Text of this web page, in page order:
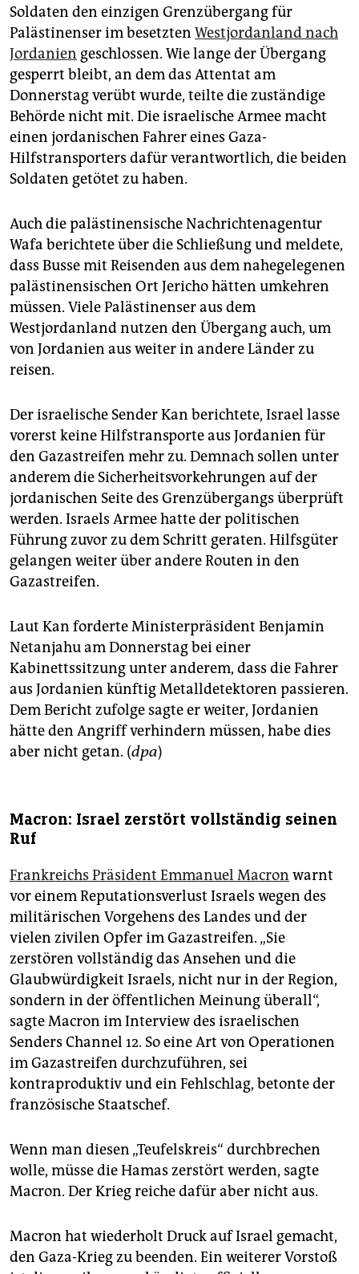
Soldaten den einzigen Grenzübergang für
Palästinenser im besetzten Westjordanland nach
Jordanien geschlossen. Wie lange der Übergang
gesperrt bleibt, an dem das Attentat am
Donnerstag verübt wurde, teilte die zuständige
Behörde nicht mit. Die israelische Armee macht
einen jordanischen Fahrer eines Gaza-
Hilfstransporters dafür verantwortlich, die beiden
Soldaten getötet zu haben.
Auch die palästinensische Nachrichtenagentur
Wafa berichtete über die Schließung und meldete,
dass Busse mit Reisenden aus dem nahegelegenen
palästinensischen Ort Jericho hätten umkehren
müssen. Viele Palästinenser aus dem
Westjordanland nutzen den Übergang auch, um
von Jordanien aus weiter in andere Länder zu
reisen.
Der israelische Sender Kan berichtete, Israel lasse
vorerst keine Hilfstransporte aus Jordanien für
den Gazastreifen mehr zu. Demnach sollen unter
anderem die Sicherheitsvorkehrungen auf der
jordanischen Seite des Grenzübergangs überprüft
werden. Israels Armee hatte der politischen
Führung zuvor zu dem Schritt geraten. Hilfsgüter
gelangen weiter über andere Routen in den
Gazastreifen.
Laut Kan forderte Ministerpräsident Benjamin
Netanjahu am Donnerstag bei einer
Kabinettssitzung unter anderem, dass die Fahrer
aus Jordanien künftig Metalldetektoren passieren.
Dem Bericht zufolge sagte er weiter, Jordanien
hätte den Angriff verhindern müssen, habe dies
aber nicht getan. (dpa)
Macron: Israel zerstört vollständig seinen
Ruf
Frankreichs Präsident Emmanuel Macron warnt
vor einem Reputationsverlust Israels wegen des
militärischen Vorgehens des Landes und der
vielen zivilen Opfer im Gazastreifen. „Sie
zerstören vollständig das Ansehen und die
Glaubwürdigkeit Israels, nicht nur in der Region,
sondern in der öffentlichen Meinung überall“,
sagte Macron im Interview des israelischen
Senders Channel 12. So eine Art von Operationen
im Gazastreifen durchzuführen, sei
kontraproduktiv und ein Fehlschlag, betonte der
französische Staatschef.
Wenn man diesen „Teufelskreis“ durchbrechen
wolle, müsse die Hamas zerstört werden, sagte
Macron. Der Krieg reiche dafür aber nicht aus.
Macron hat wiederholt Druck auf Israel gemacht,
den Gaza-Krieg zu beenden. Ein weiterer Vorstoß